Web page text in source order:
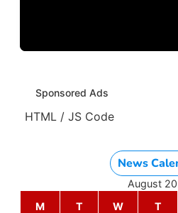
Sponsored Ads
HTML / JS Code
News
August
M
T W T